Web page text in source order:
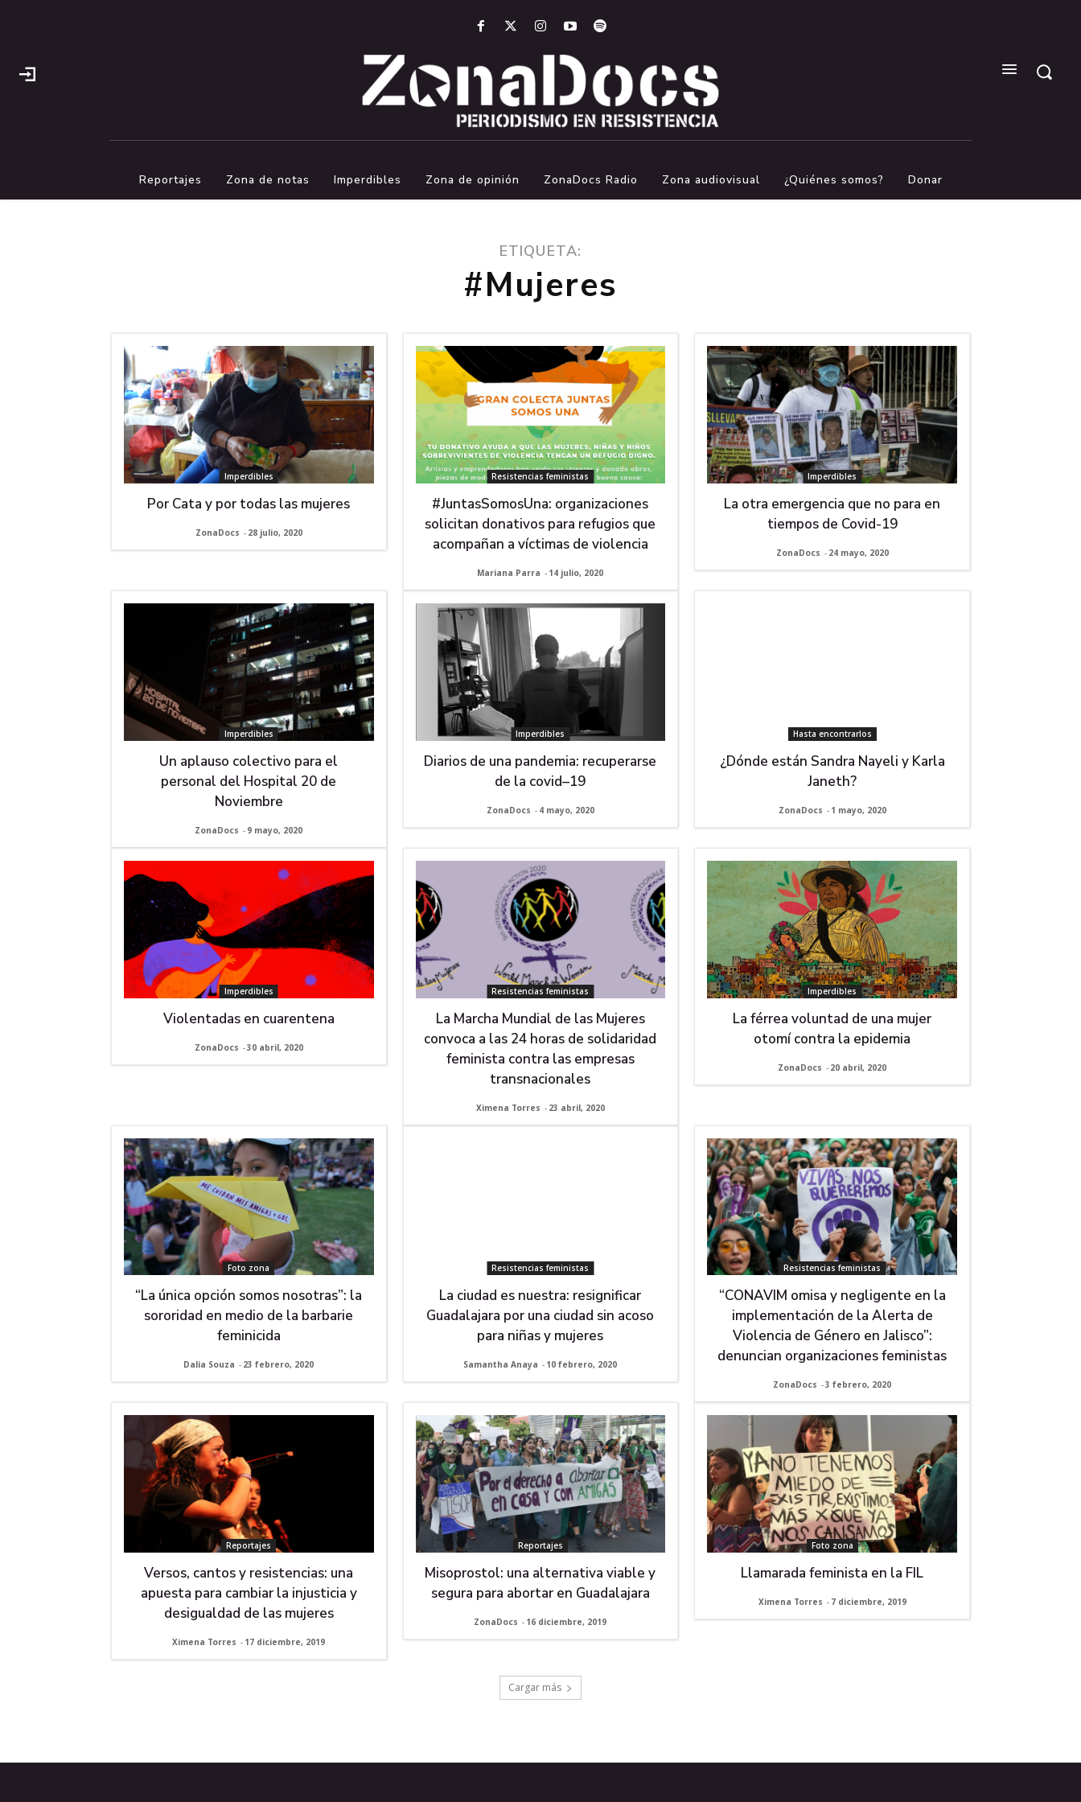
Reportajes Zona de notas Imperdibles Zona de opinión ZonaDocs Radio Zona audiovisual ¿Quiénes somos? Donar
ETIQUETA:
#Mujeres
Imperdibles
Por Cata y por todas las mujeres
ZonaDocs - 28 julio, 2020
Resistencias feministas
#JuntasSomosUna: organizaciones
solicitan donativos para refugios que
acompañan a víctimas de violencia
Mariana Parra - 14 julio, 2020
Imperdibles
La otra emergencia que no para en
tiempos de Covid-19
ZonaDocs - 24 mayo, 2020
Imperdibles
Un aplauso colectivo para el
personal del Hospital 20 de
Noviembre
ZonaDocs - 9 mayo, 2020
Imperdibles
Diarios de una pandemia: recuperarse
de la covid–19
ZonaDocs - 4 mayo, 2020
Hasta encontrarlos
¿Dónde están Sandra Nayeli y Karla
Janeth?
ZonaDocs - 1 mayo, 2020
Imperdibles
Violentadas en cuarentena
ZonaDocs -30 abril, 2020
Resistencias feministas
La Marcha Mundial de las Mujeres
convoca a las 24 horas de solidaridad
feminista contra las empresas
transnacionales
Ximena Torres - 23 abril, 2020
Imperdibles
La férrea voluntad de una mujer
otomí contra la epidemia
ZonaDocs - 20 abril, 2020
Foto zona
“La única opción somos nosotras”: la
sororidad en medio de la barbarie
feminicida
Dalia Souza - 23 febrero, 2020
Resistencias feministas
La ciudad es nuestra: resignificar
Guadalajara por una ciudad sin acoso
para niñas y mujeres
Samantha Anaya - 10 febrero, 2020
Resistencias feministas
“CONAVIM omisa y negligente en la
implementación de la Alerta de
Violencia de Género en Jalisco”:
denuncian organizaciones feministas
ZonaDocs -3 febrero, 2020
Reportajes
Versos, cantos y resistencias: una
apuesta para cambiar la injusticia y
desigualdad de las mujeres
Ximena Torres - 17 diciembre, 2019
Reportajes
Misoprostol: una alternativa viable y
segura para abortar en Guadalajara
ZonaDocs - 16 diciembre, 2019
Foto zona
Llamarada feminista en la FIL
Ximena Torres - 7 diciembre, 2019
Cargar más